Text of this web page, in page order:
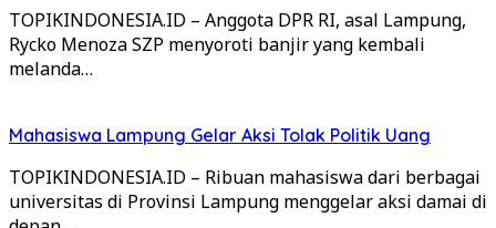
TOPIKINDONESIA.ID – Anggota DPR RI, asal Lampung,
Rycko Menoza SZP menyoroti banjir yang kembali
melanda…
Mahasiswa Lampung Gelar Aksi Tolak Politik Uang
TOPIKINDONESIA.ID – Ribuan mahasiswa dari berbagai
universitas di Provinsi Lampung menggelar aksi damai di